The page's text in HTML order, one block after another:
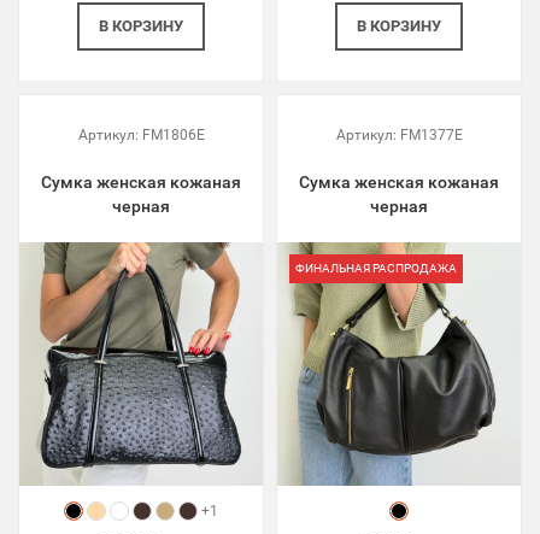
В КОРЗИНУ В КОРЗИНУ
Артикул: FM1806E
Сумка женская кожаная
черная
+1
Артикул: FM1377E
Сумка женская кожаная
черная
ФИНАЛЬНАЯ РАСПРОДАЖА